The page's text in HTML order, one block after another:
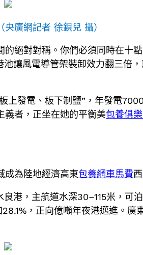
廣網記者 徐鋇兒 攝）
絕對對稱。你們必須同時在十
讓風電導管架裝卸效力翻三倍
上發電、板下制鹽”，年發電
義者，正坐在她的平衡美包養俱
成為陸地經濟高東包養網車馬費
良港，主航道水深30–115米，可
，正向億噸年夜港邁進。廣